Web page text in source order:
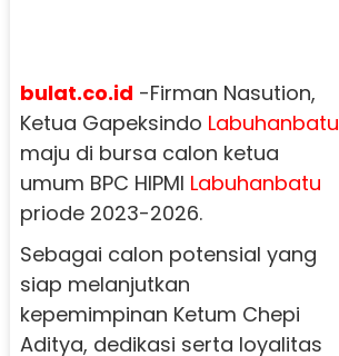
bulat.co.id -Firman Nasution,
Ketua Gapeksindo Labuhanbatu
maju di bursa calon ketua
umum BPC HIPMI Labuhanbatu
priode 2023-2026.
Sebagai calon potensial yang
siap melanjutkan
kepemimpinan Ketum Chepi
Aditya, dedikasi serta loyalitas